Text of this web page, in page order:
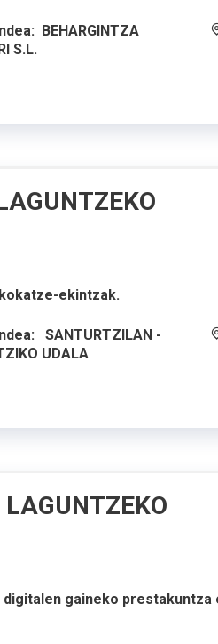
BEHARGINTZA
S.L.
ekintzak.
SANTURTZILAN -
UDALA
gaineko